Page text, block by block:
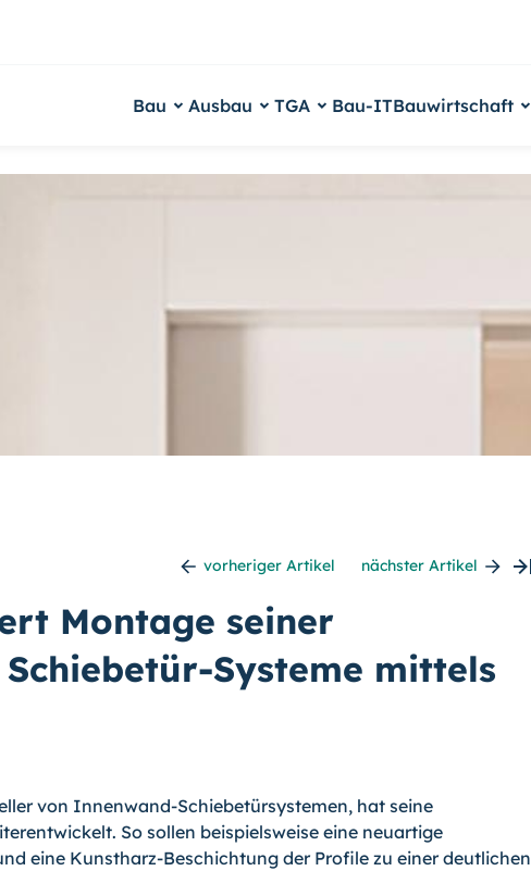
Bau Ausbau TGA Bau-ITBauwirtschaft
vorheriger Artikel nächster Artikel
Montage seiner
Systeme mittels
von Innenwand-Schiebetürsystemen, hat seine
So sollen beispielsweise eine neuartige
eine Kunstharz-Beschichtung der Profile zu einer deutlichen